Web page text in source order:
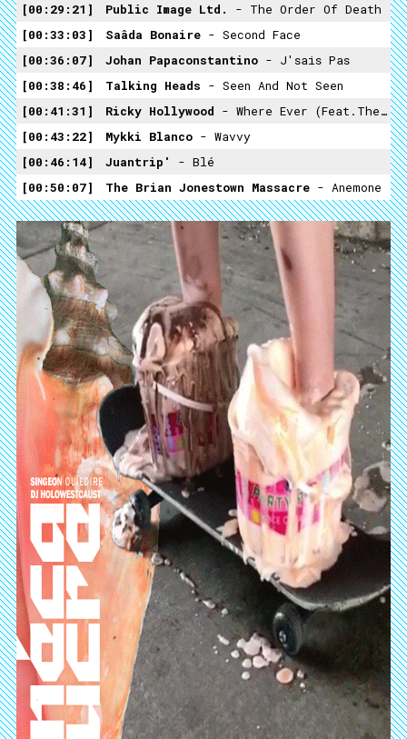
00:29:21
Public Image Ltd.
- The Order Of Death
00:33:03
Saâda Bonaire - Second Face
00:36:07
Johan Papaconstantino - J'sais Pas
00:38:46
Talking Heads - Seen And Not Seen
00:41:31
Ricky Hollywood - Where Ever (feat.Themis)
00:43:22
Mykki Blanco - Wavvy
00:46:14
Juantrip'
- Blé
00:50:07
The Brian Jonestown Massacre - Anemone